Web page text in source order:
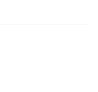
Google news
у Viber
у LinkedIn